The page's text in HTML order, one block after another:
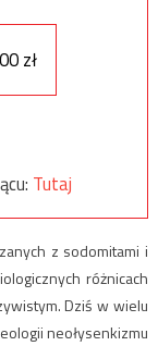
zł
Tutaj
z sodomitami i
różnicach
Dziś w wielu
neołysenkizmu